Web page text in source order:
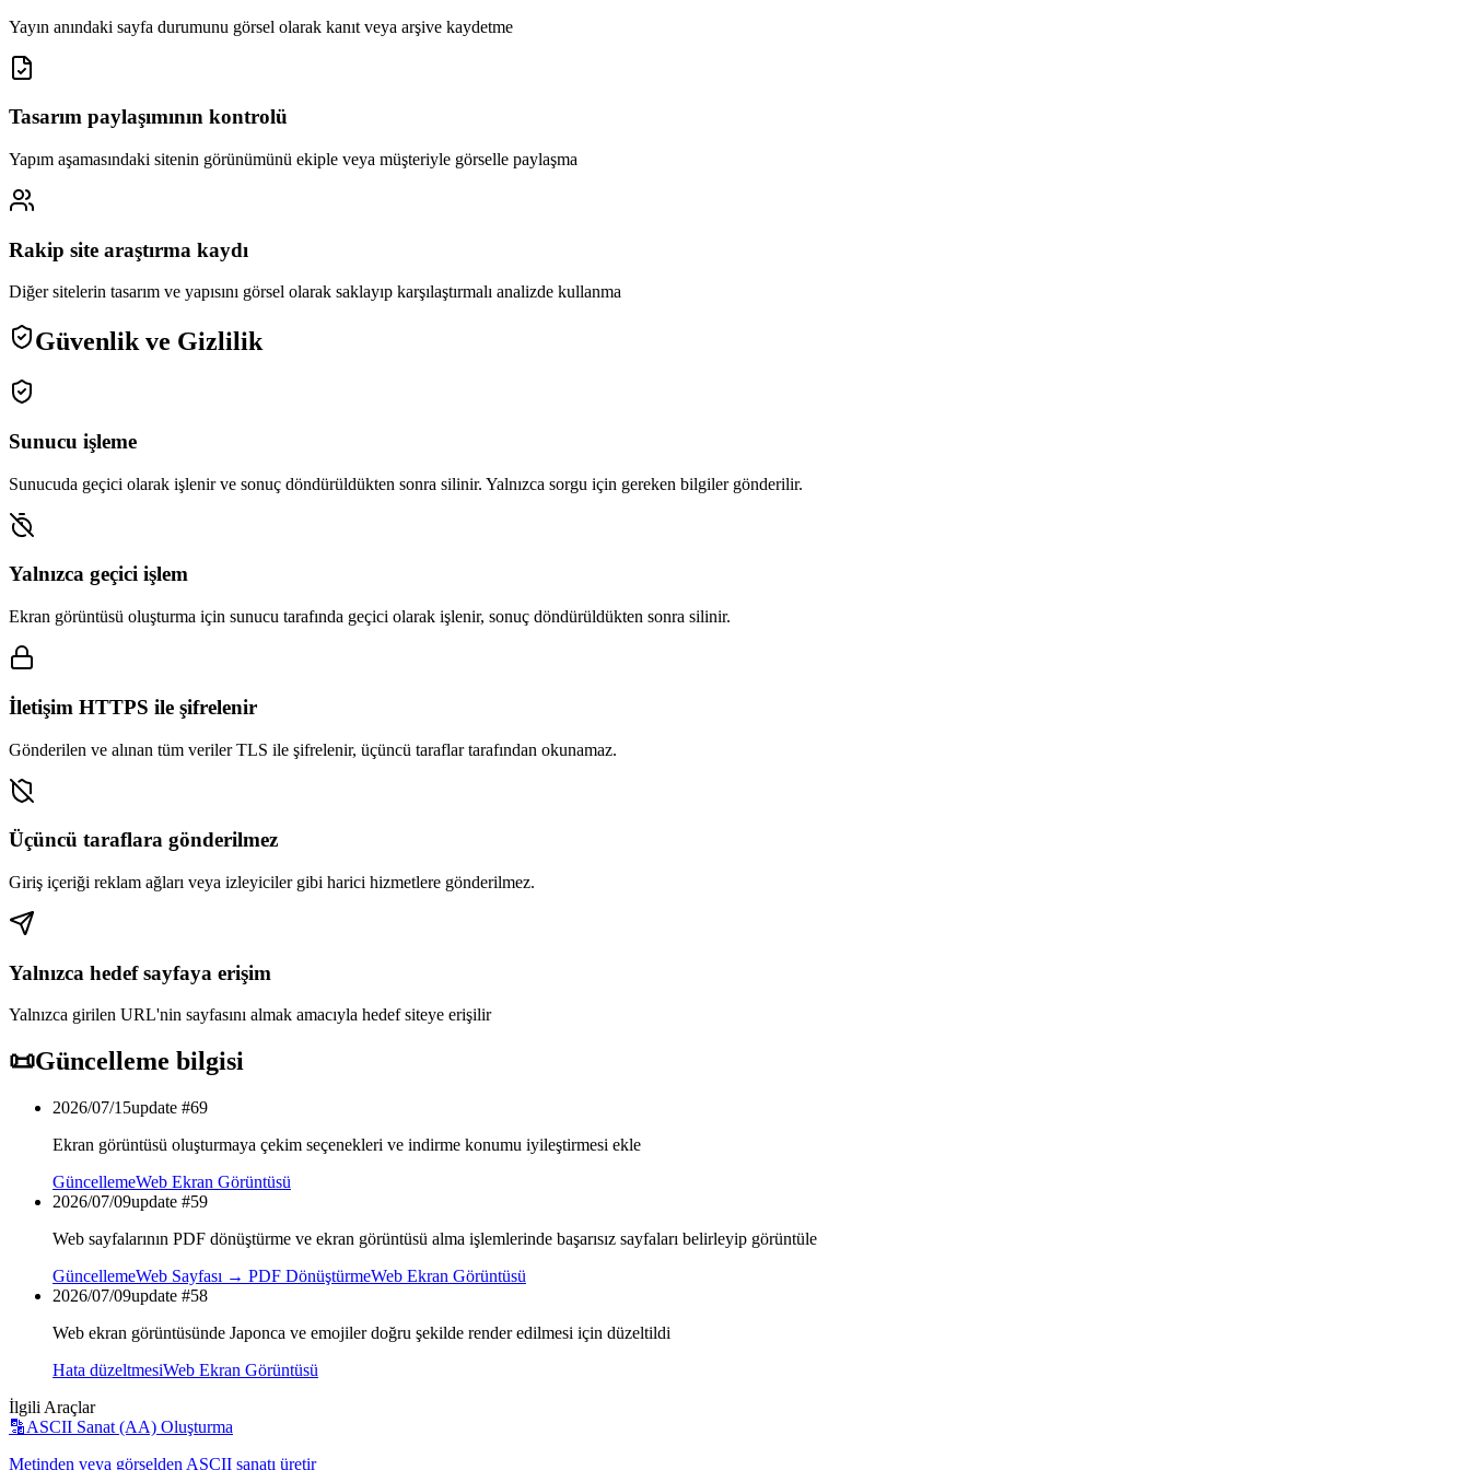
Yayın anındaki sayfa durumunu görsel olarak kanıt veya arşive kaydetme
Tasarım paylaşımının kontrolü
Yapım aşamasındaki sitenin görünümünü ekiple veya müşteriyle görselle paylaşma
Rakip site araştırma kaydı
Diğer sitelerin tasarım ve yapısını görsel olarak saklayıp karşılaştırmalı analizde kullanma
Güvenlik ve Gizlilik
Sunucu işleme
Sunucuda geçici olarak işlenir ve sonuç döndürüldükten sonra silinir. Yalnızca sorgu için gereken bilgiler gönderilir.
Yalnızca geçici işlem
Ekran görüntüsü oluşturma için sunucu tarafında geçici olarak işlenir, sonuç döndürüldükten sonra silinir.
İletişim HTTPS ile şifrelenir
Gönderilen ve alınan tüm veriler TLS ile şifrelenir, üçüncü taraflar tarafından okunamaz.
Üçüncü taraflara gönderilmez
Giriş içeriği reklam ağları veya izleyiciler gibi harici hizmetlere gönderilmez.
Yalnızca hedef sayfaya erişim
Yalnızca girilen URL'nin sayfasını almak amacıyla hedef siteye erişilir
📜Güncelleme bilgisi
2026/07/15update #69
Ekran görüntüsü oluşturmaya çekim seçenekleri ve indirme konumu iyileştirmesi ekle
GüncellemeWeb Ekran Görüntüsü
2026/07/09update #59
Web sayfalarının PDF dönüştürme ve ekran görüntüsü alma işlemlerinde başarısız sayfaları belirleyip görüntüle
GüncellemeWeb Sayfası → PDF DönüştürmeWeb Ekran Görüntüsü
2026/07/09update #58
Web ekran görüntüsünde Japonca ve emojiler doğru şekilde render edilmesi için düzeltildi
Hata düzeltmesiWeb Ekran Görüntüsü
İlgili Araçlar
🔡ASCII Sanat (AA) Oluşturma
Metinden veya görselden ASCII sanatı üretir